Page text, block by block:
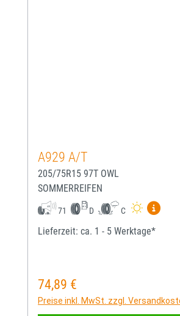
A929 A/T
205/75R15 97T OWL
SOMMERREIFEN
71 D C
Lieferzeit: ca. 1 - 5 Werktage*
Regulärer Preis:
74,89 €
Preise inkl. MwSt. zzgl.